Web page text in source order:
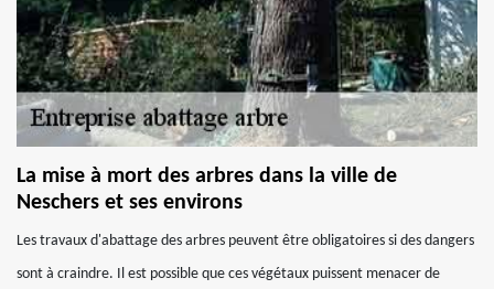
La mise à mort des arbres dans la ville de
Neschers et ses environs
Les travaux d'abattage des arbres peuvent être obligatoires si des dangers
sont à craindre. Il est possible que ces végétaux puissent menacer de